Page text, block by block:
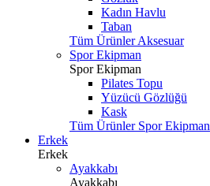
Kadın Havlu
Taban
Tüm Ürünler Aksesuar
Spor Ekipman
Spor Ekipman
Pilates Topu
Yüzücü Gözlüğü
Kask
Tüm Ürünler Spor Ekipman
Erkek
Erkek
Ayakkabı
Ayakkabı